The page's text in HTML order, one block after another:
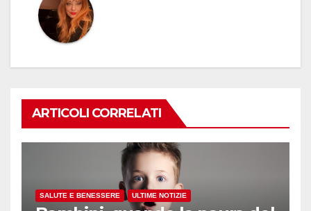
ARTICOLI CORRELATI
SALUTE E BENESSERE ULTIME NOTIZIE